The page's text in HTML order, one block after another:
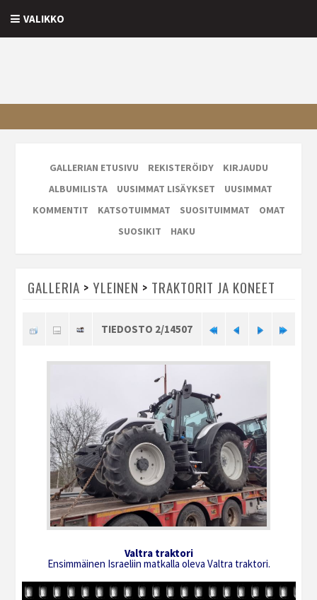
VALIKKO
GALLERIAN ETUSIVU REKISTERÖIDY
KIRJAUDU
ALBUMILISTA
UUSIMMAT LISÄYKSET
UUSIMMAT
KOMMENTIT
KATSOTUIMMAT SUOSITUIMMAT
OMAT
SUOSIKIT
HAKU
GALLERIA > YLEINEN > TRAKTORIT JA KONEET
TIEDOSTO 2/14507
Valtra traktori
Ensimmäinen Israeliin matkalla oleva Valtra traktori.